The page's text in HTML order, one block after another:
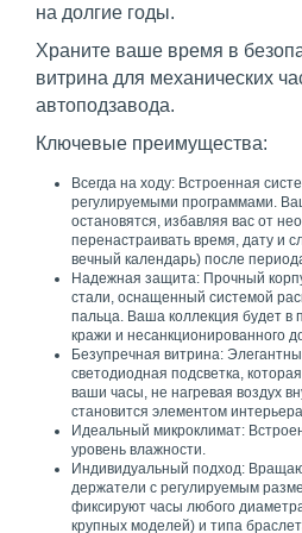
на долгие годы.
Храните ваше время в
витрина для механических
автоподзавода.
Ключевые преимущества:
Всегда на ходу: Встроенная
регулируемыми программами.
остановятся, избавляя вас от
перенастраивать время, дату и
вечный календарь) после
Надежная защита: Прочный
стали, оснащенный системой
пальца. Ваша коллекция будет в
кражи и несанкционированного
Безупречная витрина:
светодиодная подсветка,
ваши часы, не нагревая воздух
становится элементом
Идеальный микроклимат:
уровень влажности.
Индивидуальный подход:
держатели с регулируемым
фиксируют часы любого
крупных моделей) и типа